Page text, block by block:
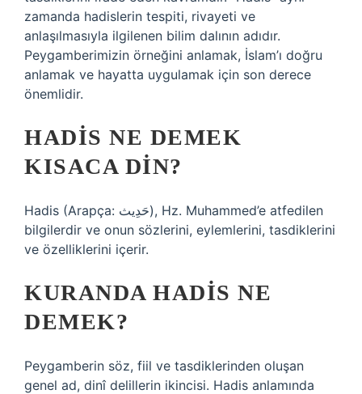
zamanda hadislerin tespiti, rivayeti ve
anlaşılmasıyla ilgilenen bilim dalının adıdır.
Peygamberimizin örneğini anlamak, İslam’ı doğru
anlamak ve hayatta uygulamak için son derece
önemlidir.
HADIS NE DEMEK
KISACA DIN?
Hadis (Arapça: حَدِيث), Hz. Muhammed’e atfedilen
bilgilerdir ve onun sözlerini, eylemlerini, tasdiklerini
ve özelliklerini içerir.
KURANDA HADIS NE
DEMEK?
Peygamberin söz, fiil ve tasdiklerinden oluşan
genel ad, dinî delillerin ikincisi. Hadis anlamında